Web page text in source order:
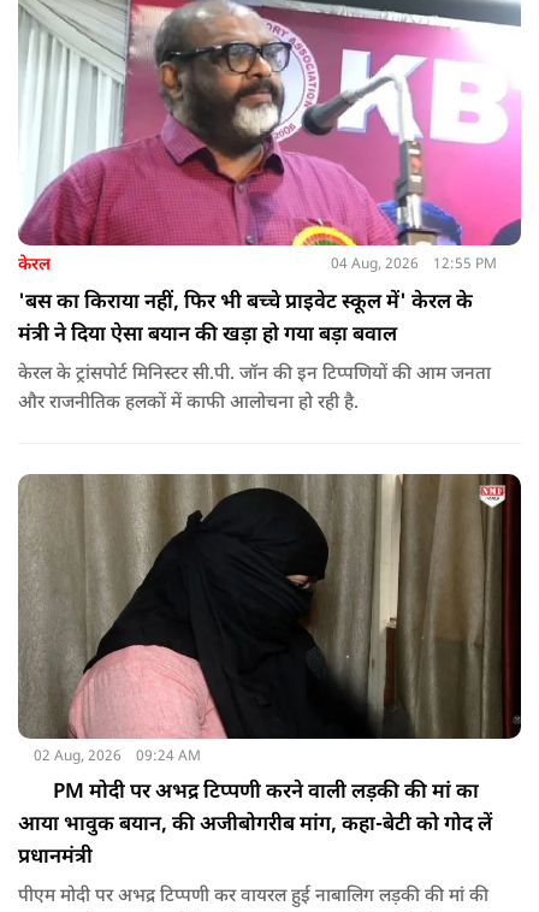
केरल 04 Aug, 2026 12:55 PM
'बस का किराया नहीं, फिर भी बच्चे प्राइवेट स्कूल में' केरल के
मंत्री ने दिया ऐसा बयान की खड़ा हो गया बड़ा बवाल
केरल के ट्रांसपोर्ट मिनिस्टर सी.पी. जॉन की इन टिप्पणियों की आम जनता
और राजनीतिक हलकों में काफी आलोचना हो रही है.
02 Aug, 2026 09:24 AM
PM मोदी पर अभद्र टिप्पणी करने वाली लड़की की मां का
आया भावुक बयान, की अजीबोगरीब मांग, कहा-बेटी को गोद लें
प्रधानमंत्री
पीएम मोदी पर अभद्र टिप्पणी कर वायरल हुई नाबालिग लड़की की मां की